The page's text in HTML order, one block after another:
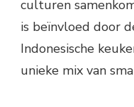
culturen
is beïnvloed door
Indonesische
unieke mix van